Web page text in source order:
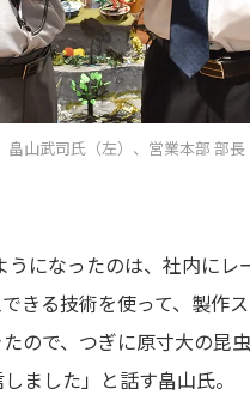
山武司氏（左）、営業本部 部長
になったのは、社内にレ
きる技術を使って、製作
ので、つぎに原寸大の昆
ました」と話す畠山氏。